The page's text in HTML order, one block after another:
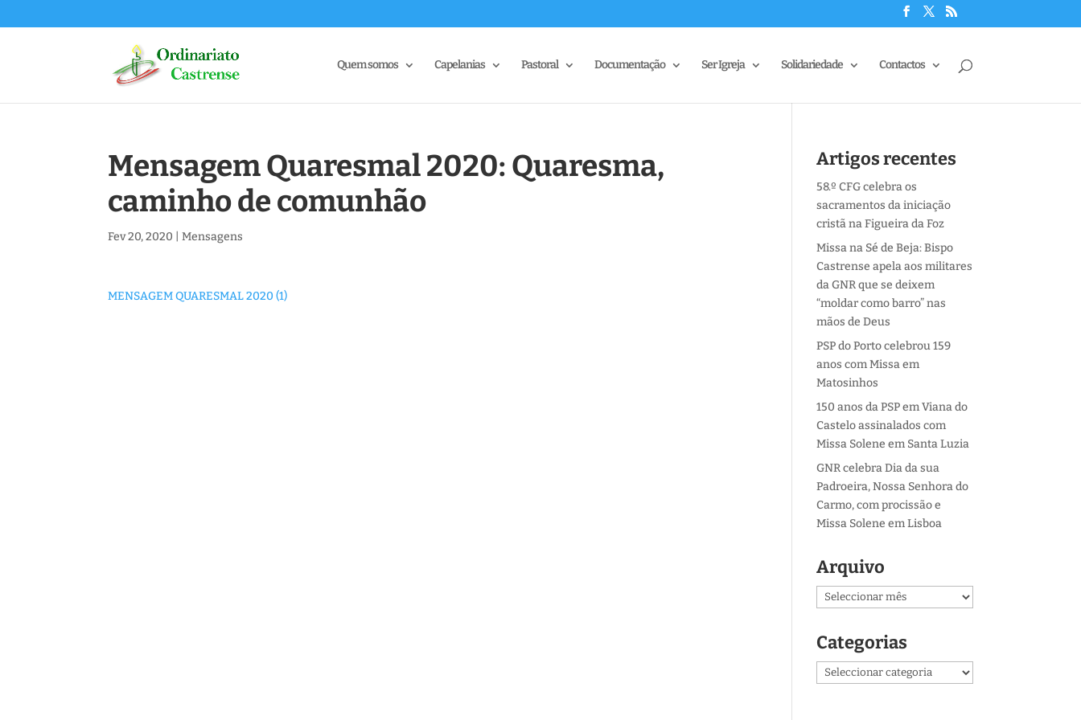
Quem somos Capelanias Pastoral Documentação Ser Igreja Solidariedade Contactos
Mensagem Quaresmal 2020: Quaresma,
caminho de comunhão
Fev 20, 2020 |Mensagens
MENSAGEM QUARESMAL 2020 (1)
Artigos recentes
58.º CFG celebra os
sacramentos da iniciação
cristã na Figueira da Foz
Missa na Sé de Beja: Bispo
Castrense apela aos militares
da GNR que se deixem
“moldar como barro” nas
mãos de Deus
PSP do Porto celebrou 159
anos com Missa em
Matosinhos
150 anos da PSP em Viana do
Castelo assinalados com
Missa Solene em Santa Luzia
GNR celebra Dia da sua
Padroeira, Nossa Senhora do
Carmo, com procissão e
Missa Solene em Lisboa
Arquivo
Arquivo
Categorias
Categorias